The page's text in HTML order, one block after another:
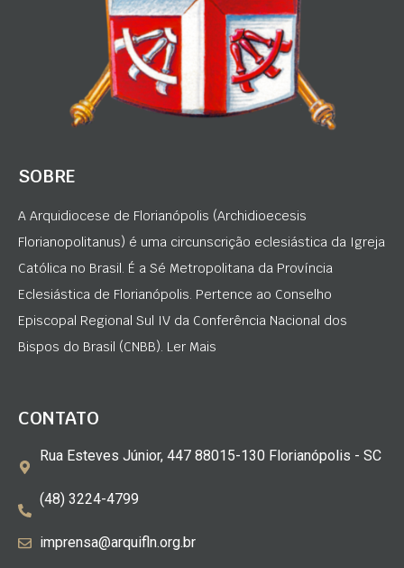
SOBRE
A Arquidiocese de Florianópolis (Archidioecesis
Florianopolitanus) é uma circunscrição eclesiástica da Igreja
Católica no Brasil. É a Sé Metropolitana da Província
Eclesiástica de Florianópolis. Pertence ao Conselho
Episcopal Regional Sul IV da Conferência Nacional dos
Bispos do Brasil (CNBB). Ler Mais
CONTATO
Rua Esteves Júnior, 447 88015-130 Florianópolis - SC
(48) 3224-4799
imprensa@arquifln.org.br